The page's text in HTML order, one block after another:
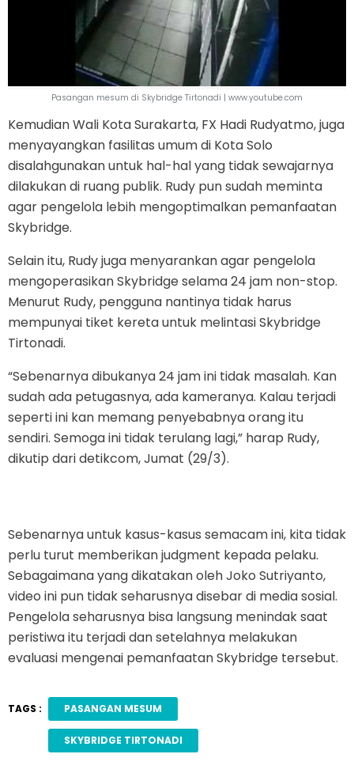
Pasangan mesum di Skybridge Tirtonadi | www.youtube.com
Kemudian Wali Kota Surakarta, FX Hadi Rudyatmo, juga
menyayangkan fasilitas umum di Kota Solo
disalahgunakan untuk hal-hal yang tidak sewajarnya
dilakukan di ruang publik. Rudy pun sudah meminta
agar pengelola lebih mengoptimalkan pemanfaatan
Skybridge.
Selain itu, Rudy juga menyarankan agar pengelola
mengoperasikan Skybridge selama 24 jam non-stop.
Menurut Rudy, pengguna nantinya tidak harus
mempunyai tiket kereta untuk melintasi Skybridge
Tirtonadi.
“Sebenarnya dibukanya 24 jam ini tidak masalah. Kan
sudah ada petugasnya, ada kameranya. Kalau terjadi
seperti ini kan memang penyebabnya orang itu
sendiri. Semoga ini tidak terulang lagi,” harap Rudy,
dikutip dari detikcom, Jumat (29/3).
Sebenarnya untuk kasus-kasus semacam ini, kita tidak
perlu turut memberikan judgment kepada pelaku.
Sebagaimana yang dikatakan oleh Joko Sutriyanto,
video ini pun tidak seharusnya disebar di media sosial.
Pengelola seharusnya bisa langsung menindak saat
peristiwa itu terjadi dan setelahnya melakukan
evaluasi mengenai pemanfaatan Skybridge tersebut.
TAGS : PASANGAN MESUM
SKYBRIDGE TIRTONADI